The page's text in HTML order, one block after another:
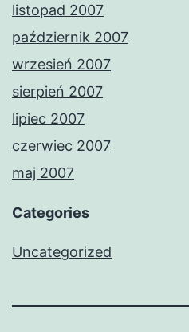
listopad 2007
październik 2007
wrzesień 2007
sierpień 2007
lipiec 2007
czerwiec 2007
maj 2007
Categories
Uncategorized